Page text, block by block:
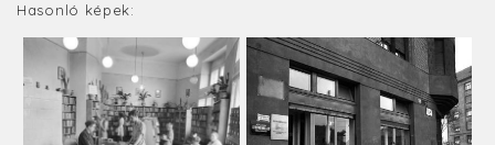
Hasonló képek: